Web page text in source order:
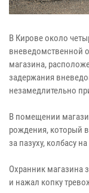
В Кирове около
вневедомственной
магазина,
задержания
незамедлительно
В помещении
рождения, который
за пазуху, колбасу
Охранник магазина
и нажал копку